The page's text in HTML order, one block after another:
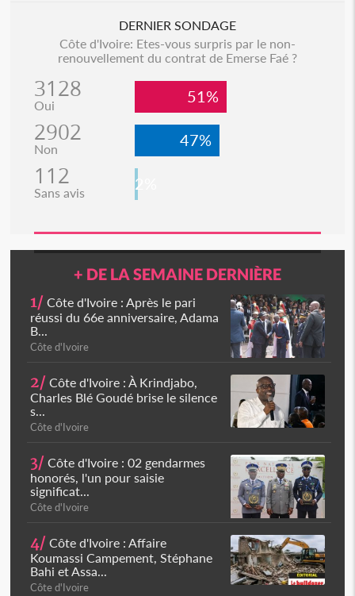
DERNIER SONDAGE
Côte d'Ivoire: Etes-vous surpris par le non-
renouvellement du contrat de Emerse Faé ?
3128
Oui 51%
2902
Non 47%
112
Sans avis 2%
+ DE LA SEMAINE DERNIÈRE
1/ Côte d'Ivoire : Après le pari
réussi du 66e anniversaire, Adama
B...
Côte d'Ivoire
2/ Côte d'Ivoire : À Krindjabo,
Charles Blé Goudé brise le silence
s...
Côte d'Ivoire
3/ Côte d'Ivoire : 02 gendarmes
honorés, l'un pour saisie
significat...
Côte d'Ivoire
4/ Côte d'Ivoire : Affaire
Koumassi Campement, Stéphane
Bahi et Assa...
Côte d'Ivoire